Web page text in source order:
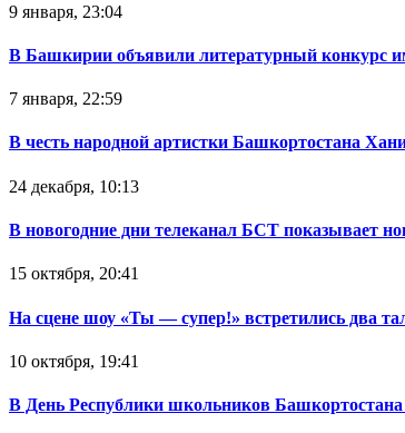
9 января, 23:04
В Башкирии объявили литературный конкурс
7 января, 22:59
В честь народной артистки Башкортостана
24 декабря, 10:13
В новогодние дни телеканал БСТ показывает
15 октября, 20:41
На сцене шоу «Ты — супер!» встретились два
10 октября, 19:41
В День Республики школьников Башкортостана